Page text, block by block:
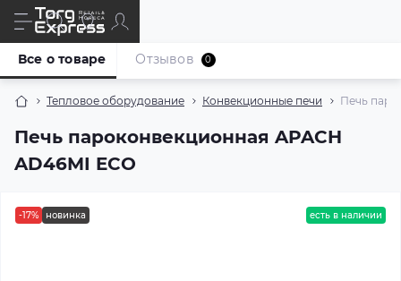
Тепловое оборудование Конвекционные печи Печь
Печь пароконвекционная APACH
AD46MI ECO
Все о товаре Отзывов 0
-17% новинка есть в наличии